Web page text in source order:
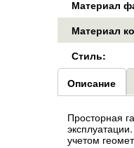
Материал
Материал
Стиль:
Group1
Описание
Просторная
учетом